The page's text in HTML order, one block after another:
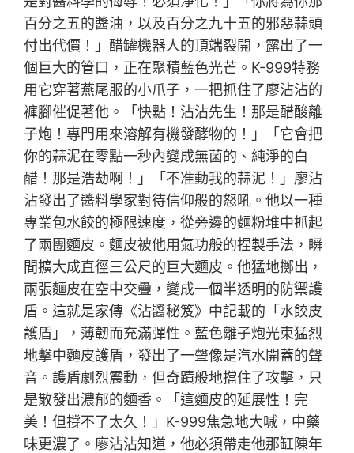
百分之五的醬油，以及百分之九十五的邪惡蒜頭
付出代價！」醋罐機器人的頂端裂開，露出了一
個巨大的管口，正在聚積藍色光芒。K-999特務
用它穿著燕尾服的小爪子，一把抓住了廖沾沾的
褲腳催促著他。「快點！沾沾先生！那是醋酸離
子炮！專門用來溶解有機發酵物的！」「它會把
你的蒜泥在零點一秒內變成無菌的、純淨的白
醋！那是浩劫啊！」「不准動我的蒜泥！」廖沾
沾發出了醬料學家對待信仰般的怒吼。他以一種
專業包水餃的極限速度，從旁邊的麵粉堆中抓起
了兩團麵皮。麵皮被他用氣功般的捏製手法，瞬
間擴大成直徑三公尺的巨大麵皮。他猛地擲出，
兩張麵皮在空中交疊，變成一個半透明的防禦護
盾。這就是家傳《沾醬秘笈》中記載的「水餃皮
護盾」，薄韌而充滿彈性。藍色離子炮光束猛烈
地擊中麵皮護盾，發出了一聲像是汽水開蓋的聲
音。護盾劇烈震動，但奇蹟般地擋住了攻擊，只
是散發出濃郁的麵香。「這麵皮的延展性！完
美！但撐不了太久！」K-999焦急地大喊，中藥
味更濃了。廖沾沾知道，他必須帶走他那缸陳年